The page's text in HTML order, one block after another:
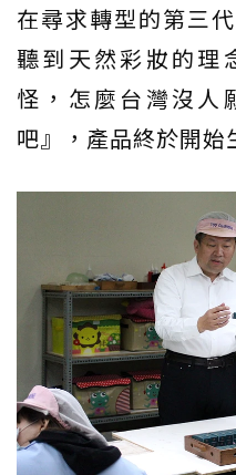
在尋求轉型的第三
聽到天然彩妝的理
怪，怎麼台灣沒人
吧』，產品終於開始